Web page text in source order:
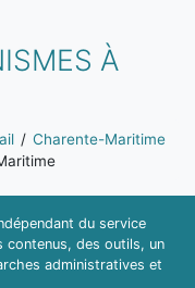
À
Charente-Maritime
du service
contenus, des outils, un
administratives et